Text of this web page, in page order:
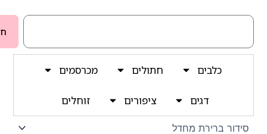
חיפוש
כלבים חתולים מכרסמים
דגים ציפורים זוחלים